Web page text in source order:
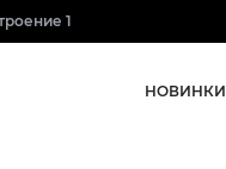
1
НОВИНКИ